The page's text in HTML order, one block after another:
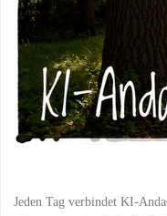
Gottes
Nähe
verrät"
Jeden Tag verbindet KI-